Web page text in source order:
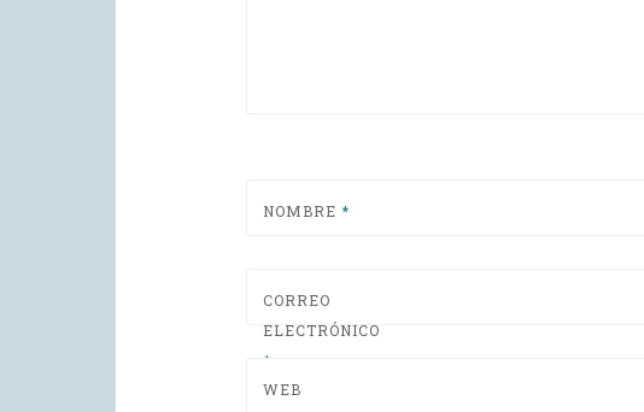
NOMBRE *
CORREO
ELECTRÓNICO
*
WEB